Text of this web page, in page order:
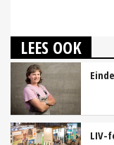
LEES OOK
LIV-